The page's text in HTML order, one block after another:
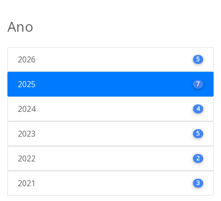
Ano
2026 5
2025 7
2024 4
2023 5
2022 2
2021 3